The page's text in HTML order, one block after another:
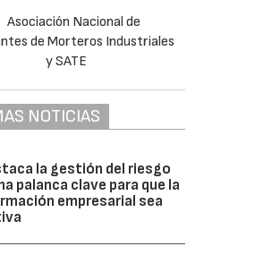
NOTICIAS
la gestión del riesgo
palanca clave para que la
empresarial sea